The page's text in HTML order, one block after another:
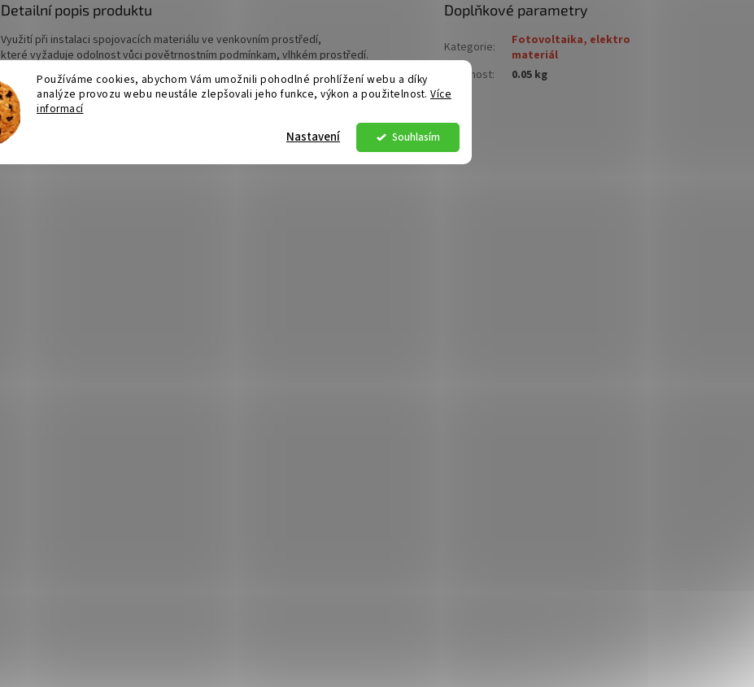
Používáme cookies, abychom Vám umožnili pohodlné prohlížení webu a díky
analýze provozu webu neustále zlepšovali jeho funkce, výkon a použitelnost. Více
informací
Souhlasím
Nastavení
Detailní popis produktu
Využití při instalaci spojovacích materiálu ve venkovním prostředí,
které vyžaduje odolnost vůci povětrnostním podmínkam, vlhkém prostředí.
Vlastnosti:
Typ hlavy: šetihranný M10
Délka: 25mm
Materiál: nerezová ocel A2
Norma: DIN933
Doplňkové parametry
Kategorie:
Fotovoltaika, elektro
materiál
Hmotnost: 0.05 kg